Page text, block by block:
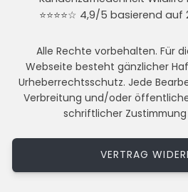
⭐⭐⭐⭐☆ 4,9/5 basierend
Alle Rechte vorbehalten. Für
Webseite besteht gänzlicher
Urheberrechtsschutz. Jede
Verbreitung und/oder
schriftlicher
VERTRAG